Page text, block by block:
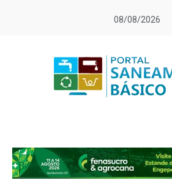
08/08/2026